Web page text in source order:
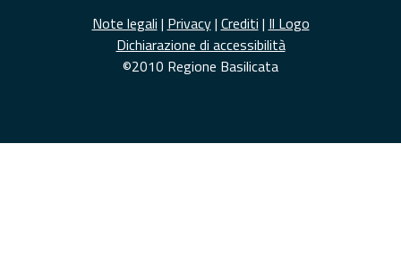
Note legali | Privacy| Crediti | Il Logo
Dichiarazione di accessibilità
©2010 Regione Basilicata